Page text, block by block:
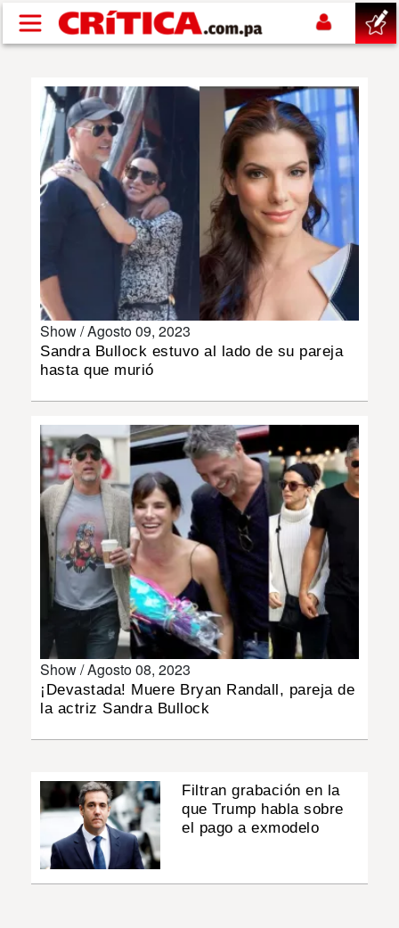
Pasar al contenido principal
SUCESOS
NACIONAL
SHOW
DEPORTES
INSÓLITAS
MULTIMEDIA
IMPRESO
Show /Agosto 09, 2023
Sandra Bullock estuvo al lado de su pareja
hasta que murió
Show /Agosto 08, 2023
¡Devastada! Muere Bryan Randall, pareja de
la actriz Sandra Bullock
Filtran grabación en la
que Trump habla sobre
el pago a exmodelo